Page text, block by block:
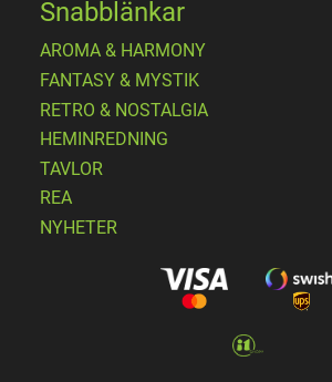
Snabblänkar
AROMA & HARMONY
FANTASY & MYSTIK
RETRO & NOSTALGIA
HEMINREDNING
TAVLOR
REA
NYHETER